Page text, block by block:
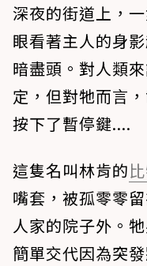
深夜的街道上，
眼看著主人的身
暗盡頭。對人類
定，但對牠而言
按下了暫停鍵....
這隻名叫林肯的
嘴套，被孤零零
人家的院子外。
簡單交代因為突